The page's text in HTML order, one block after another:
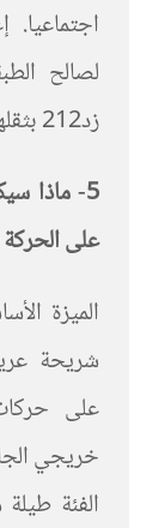
لصالح
زد212 بثقلها لكن لا يزال بعيدا جدا عن المراد.
5-
على الحركة
شريحة
على
خريجي
الفئة